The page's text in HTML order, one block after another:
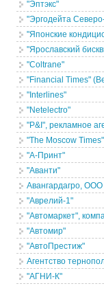
"Эптэкс"
"Эргодейта
"Японские
"Ярославский
"Coltrane"
"Financial Times"
"Interlines"
"Netelectro"
"P&I", рекламное
"The Moscow
"А-Принт"
"Аванти"
Авангардагро, ООО
"Аврелий-1"
"Автомаркет",
"Автомир"
"АвтоПрестиж"
Агентство
"АГНИ-К"